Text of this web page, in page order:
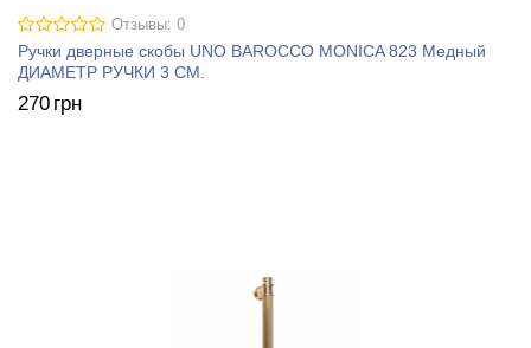
Отзывы: 0
Ручки дверные скобы UNO BAROCCO MONICA 823 Медный
ДИАМЕТР РУЧКИ 3 СМ.
270 грн